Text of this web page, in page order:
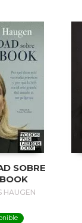
SOBRE
HAUGEN